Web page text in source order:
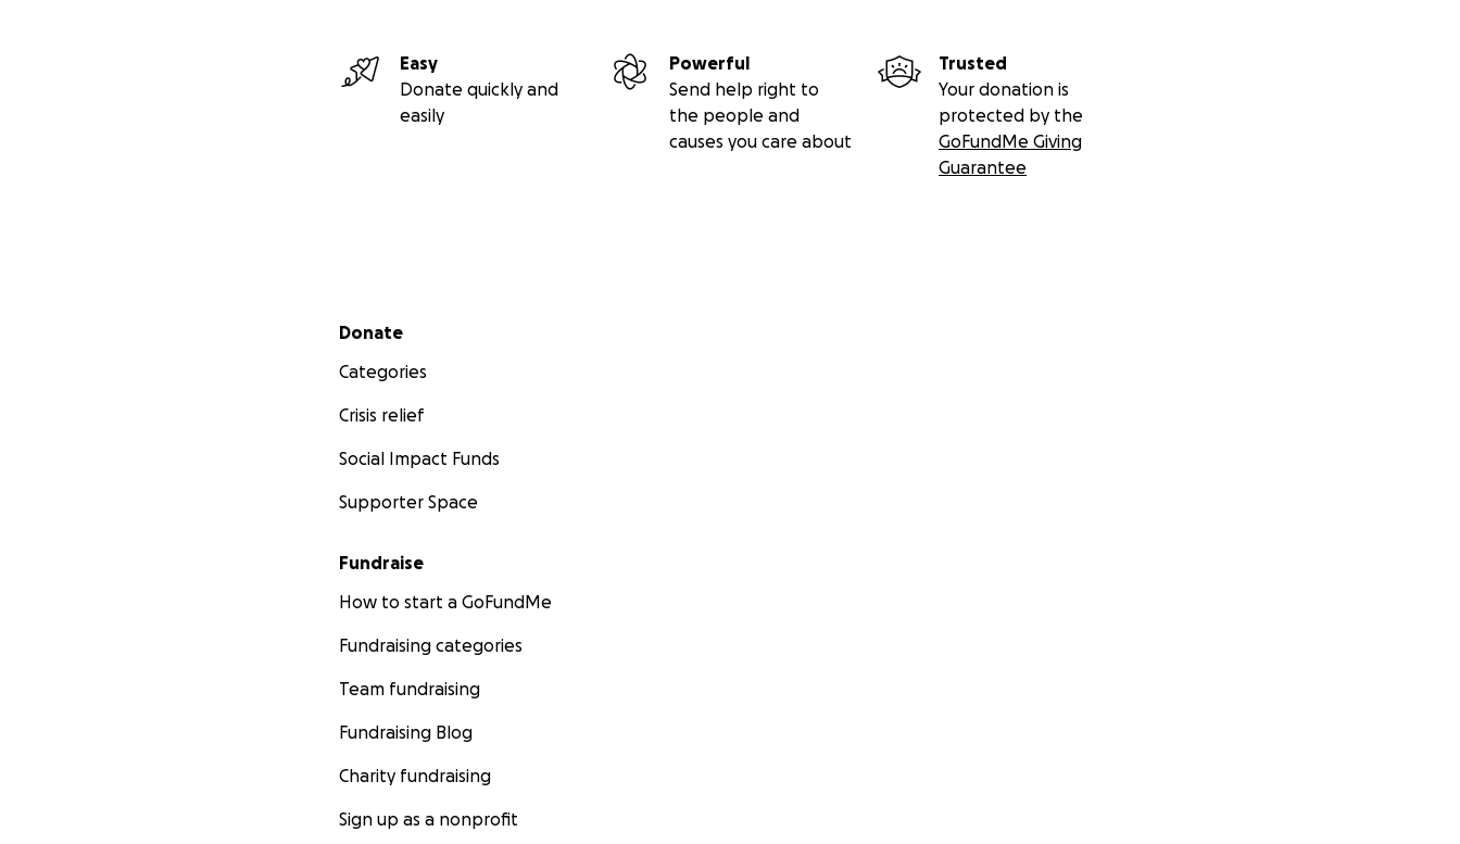
Easy
Donate quickly and
easily
Powerful
Send help right to
the people and
causes you care about
Trusted
Your donation is
protected by the
GoFundMe Giving
Guarantee
Secondary menu
Donate
Categories
Crisis relief
Social Impact Funds
Supporter Space
Fundraise
How to start a GoFundMe
Fundraising categories
Team fundraising
Fundraising Blog
Charity fundraising
Sign up as a nonprofit